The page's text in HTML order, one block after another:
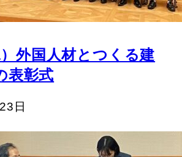
外国人材とつくる建
表彰式
日